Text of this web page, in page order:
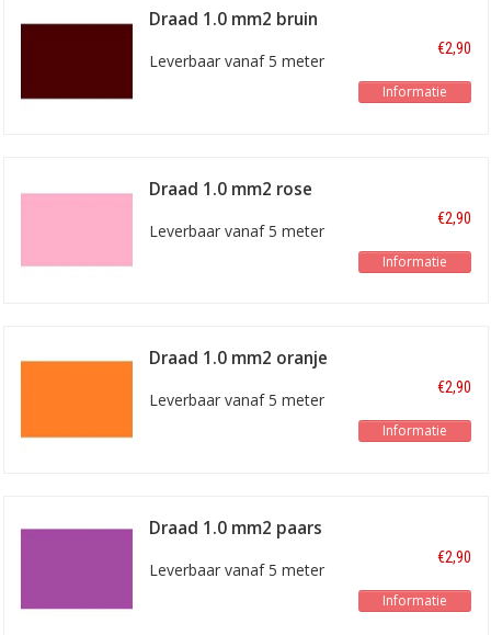
Draad 1.0 mm2 bruin
Leverbaar vanaf 5 meter
€2,90
Informatie
Draad 1.0 mm2 rose
Leverbaar vanaf 5 meter
€2,90
Informatie
Draad 1.0 mm2 oranje
Leverbaar vanaf 5 meter
€2,90
Informatie
Draad 1.0 mm2 paars
Leverbaar vanaf 5 meter
€2,90
Informatie